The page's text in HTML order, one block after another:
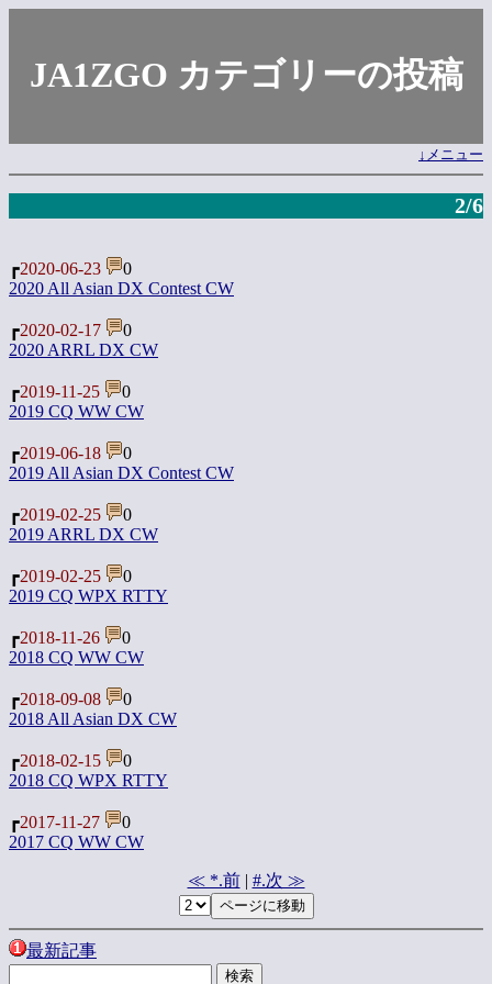
JA1ZGO カテゴリーの投稿
↓メニュー
2/6
┏2020-06-23
0
2020 All Asian DX Contest CW
┏2020-02-17
0
2020 ARRL DX CW
┏2019-11-25
0
2019 CQ WW CW
┏2019-06-18
0
2019 All Asian DX Contest CW
┏2019-02-25
0
2019 ARRL DX CW
┏2019-02-25
0
2019 CQ WPX RTTY
┏2018-11-26
0
2018 CQ WW CW
┏2018-09-08
0
2018 All Asian DX CW
┏2018-02-15
0
2018 CQ WPX RTTY
┏2017-11-27
0
2017 CQ WW CW
≪ *.前| #.次 ≫
最新記事